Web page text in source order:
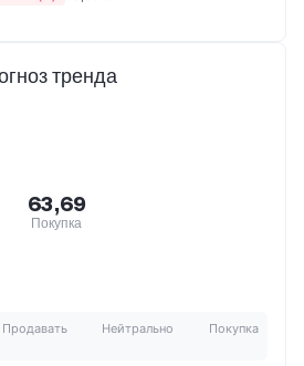
тренда
63,69
Покупка
Продавать Нейтрально
Покупка